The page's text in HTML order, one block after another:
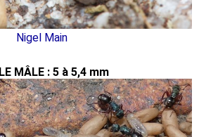
Nigel Main
MÂLE : 5 à 5,4 mm